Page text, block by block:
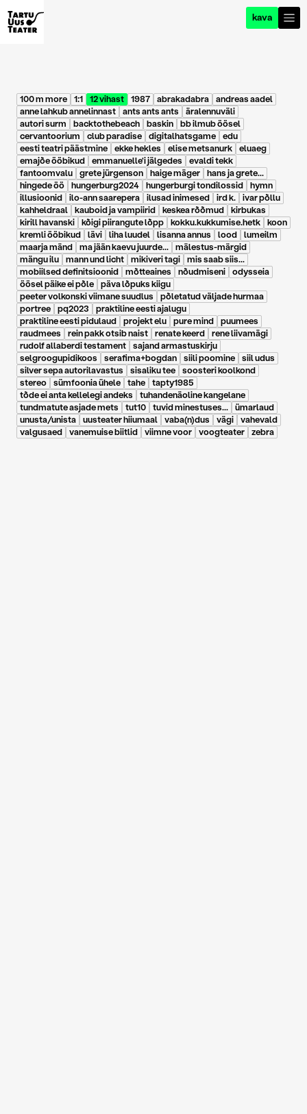
kava
100 m more 1:1 12 vihast 1987 abrakadabra
andreas aadel
anne lahkub annelinnast
ants ants ants
äralennuväli
autori surm
backtothebeach baskin
bb ilmub öösel
cervantoorium
club paradise digitalhatsgame
edu
eesti teatri päästmine
ekke hekles elise metsanurk
eluaeg
emajõe ööbikud
emmanuelle'i jälgedes
evaldi tekk
fantoomvalu
grete jürgenson haige mäger
hans ja grete...
hingede öö
hungerburg2024 hungerburgi tondilossid
hymn
illusioonid
ilo-ann saarepera ilusad inimesed ird k.
ivar põllu
kahheldraal
kauboid ja vampiirid keskea rõõmud
kirbukas
kirill havanski
kõigi piirangute lõpp kokku.kukkumise.hetk
koon
kremli ööbikud
lävi liha luudel lisanna annus lood
lumeilm
maarja mänd
ma jään kaevu juurde...
mälestus-märgid
mängu ilu
mann und licht mikiveri tagi
mis saab siis...
mobiilsed definitsioonid
mõtteaines nõudmiseni
odysseia
öösel päike ei põle
päva lõpuks kiigu
peeter volkonski viimane suudlus
põletatud väljade hurmaa
portree
pq2023
praktiline eesti ajalugu
praktiline eesti pidulaud
projekt elu pure mind
puumees
raudmees
rein pakk otsib naist renate keerd
rene liivamägi
rudolf allaberdi testament
sajand armastuskirju
selgroogupidikoos
serafima+bogdan siili poomine
siil udus
silver sepa autorilavastus
sisaliku tee
soosteri koolkond
stereo
sümfoonia ühele tahe
tapty1985
tõde ei anta kellelegi andeks
tuhandenäoline kangelane
tundmatute asjade mets
tut10 tuvid minestuses...
ümarlaud
unusta/unista
uusteater hiiumaal vaba(n)dus vägi
vahevald
valgusaed
vanemuise biitlid viimne voor voogteater zebra